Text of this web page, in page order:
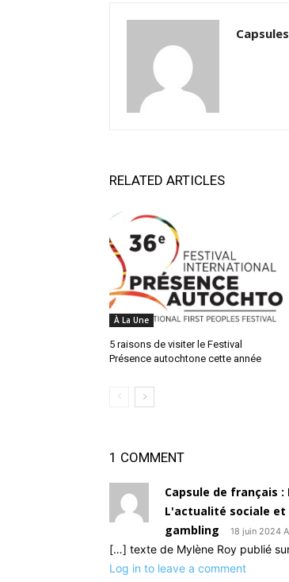
RELATED ARTICLES
À La Une
5 raisons de visiter le Festival
Présence autochtone cette année
1 COMMENT
Capsule de français
L'actualité sociale et
gambling
18 juin 2024
[…] texte de Mylène Roy publié
Log in to leave a comment